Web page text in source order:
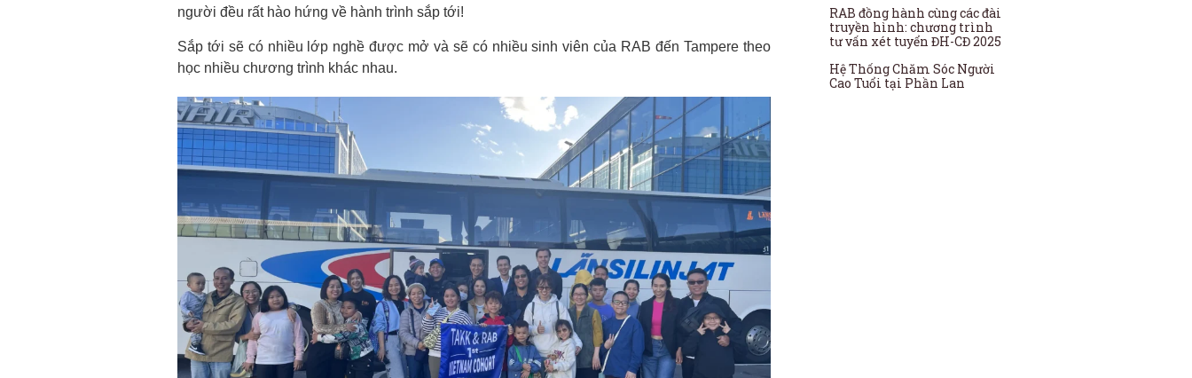
người đều rất hào hứng về hành trình sắp tới!
Sắp tới sẽ có nhiều lớp nghề được mở và sẽ có nhiều sinh viên của RAB đến Tampere theo
học nhiều chương trình khác nhau.
RAB đồng hành cùng các đài
truyền hình: chương trình
tư vấn xét tuyển ĐH-CĐ 2025
Hệ Thống Chăm Sóc Người
Cao Tuổi tại Phần Lan